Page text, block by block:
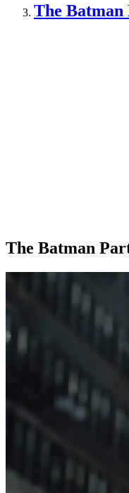
The
The Batman